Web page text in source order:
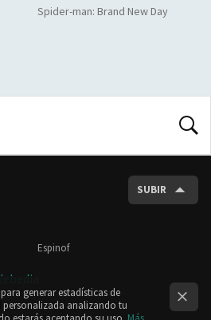
Spider-man: Brand New Day
SUBIR
Espinof
generar estadísticas de
analizando tu